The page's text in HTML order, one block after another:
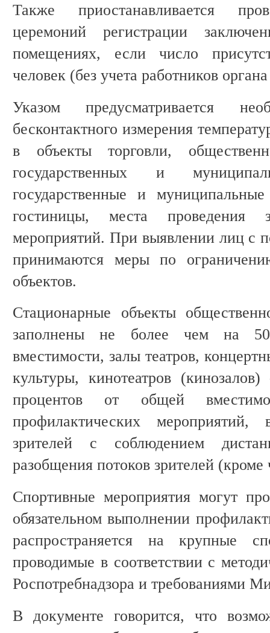
Также приостанавливается
церемоний регистрации
помещениях, если число
человек (без учета работников
Указом предусматривается
бесконтактного измерения
в объекты торговли,
государственных и
государственные и
гостиницы, места проведения
мероприятий. При выявлении лиц с
принимаются меры по
объектов.
Стационарные объекты
заполнены не более чем на
вместимости, залы театров,
культуры, кинотеатров
процентов от общей
профилактических
зрителей с соблюдением
разобщения потоков зрителей
Спортивные мероприятия могут
обязательном выполнении
распространяется на крупные
проводимые в соответствии с
Роспотребнадзора и требованиями
В документе говорится, что